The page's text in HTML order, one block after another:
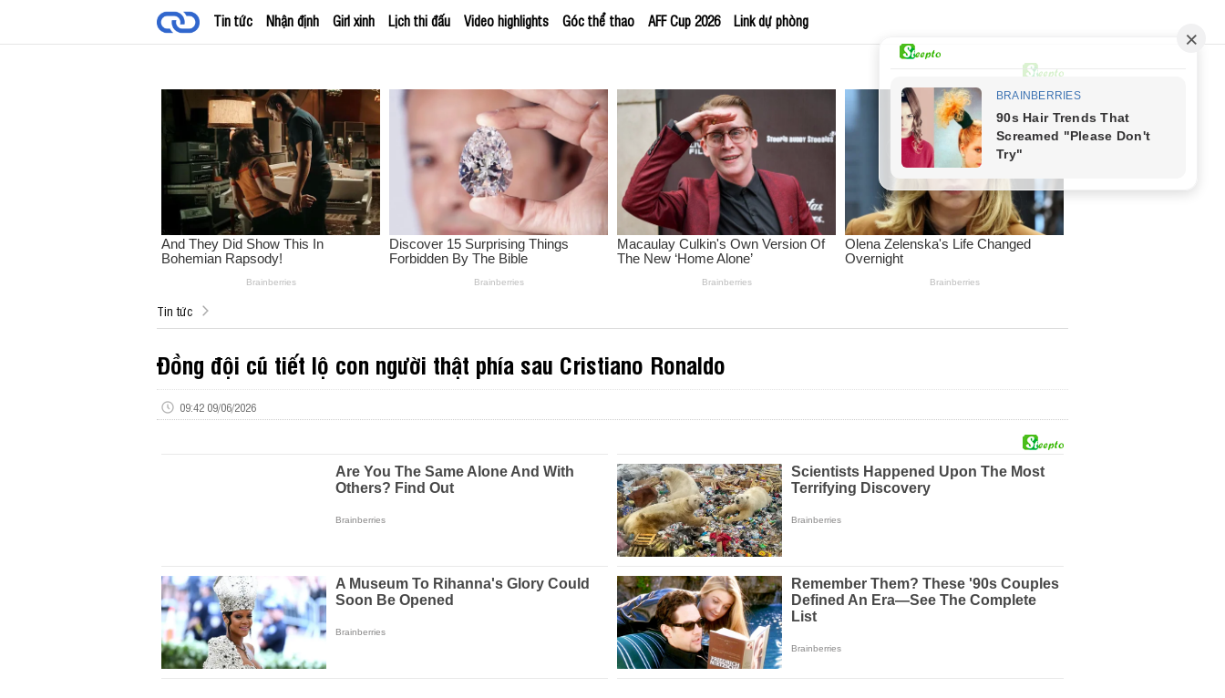
Tin tức Nhận định Girl xinh Lịch thi đấu Video highlights Góc thể thao AFF Cup 2026 Link dự phòng
Tin tức
Đồng đội cũ tiết lộ con người thật phía sau Cristiano Ronaldo
09:42 09/06/2026